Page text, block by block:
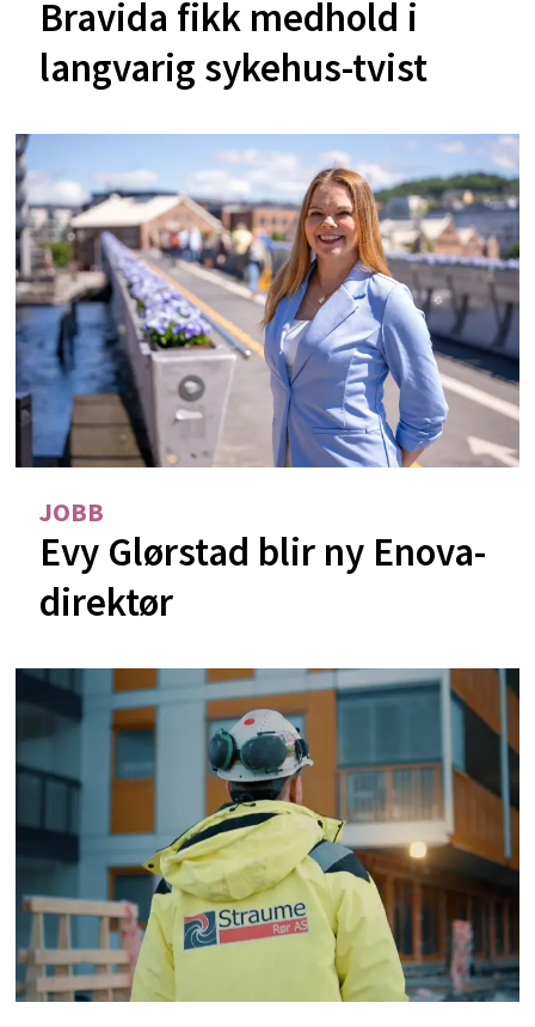
Bravida fikk medhold i
langvarig sykehus-tvist
JOBB
Evy Glørstad blir ny Enova-
direktør